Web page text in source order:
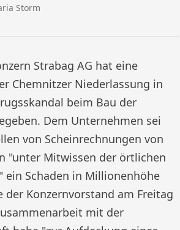
Storm
Strabag AG hat eine
Chemnitzer Niederlassung in
beim Bau der
Dem Unternehmen sei
von Scheinrechnungen von
"unter Mitwissen der örtlichen
ein Schaden in Millionenhöhe
Konzernvorstand am Freitag
mit der